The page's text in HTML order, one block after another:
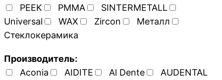
PEEK
PMMA
SINTERMETALL
Universal
WAX Zircon
Металл
Стеклокерамика
Производитель:
Aconia
AIDITE Al Dente AUDENTAL